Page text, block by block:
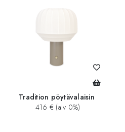
Tradition pöytävalaisin
416 € (alv 0%)